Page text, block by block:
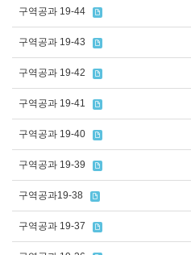
구역공과 19-44
구역공과 19-43
구역공과 19-42
구역공과 19-41
구역공과 19-40
구역공과 19-39
구역공과19-38
구역공과 19-37